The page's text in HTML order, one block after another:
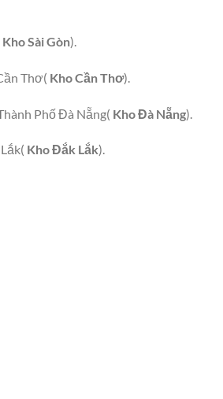
Kho Sài Gòn).
Thơ( Kho Cần Thơ).
Phố Đà Nẵng( Kho Đà Nẵng).
Kho Đắk Lắk).